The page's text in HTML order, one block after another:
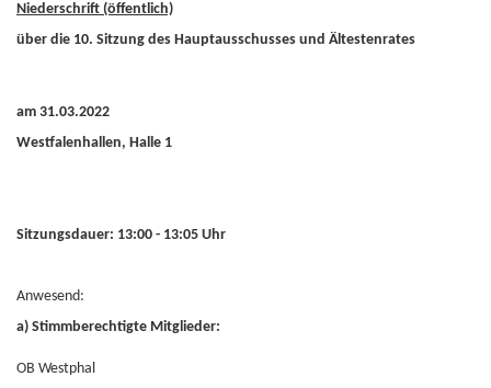
Niederschrift (öffentlich)
über die 10. Sitzung des Hauptausschusses und Ältestenrates
am 31.03.2022
Westfalenhallen, Halle 1
Sitzungsdauer: 13:00 - 13:05 Uhr
Anwesend:
a) Stimmberechtigte Mitglieder:
OB Westphal